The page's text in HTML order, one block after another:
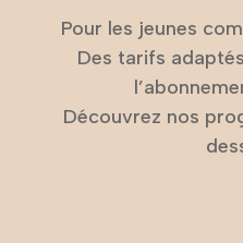
Pour les jeunes
Des tarifs
Découvrez nos